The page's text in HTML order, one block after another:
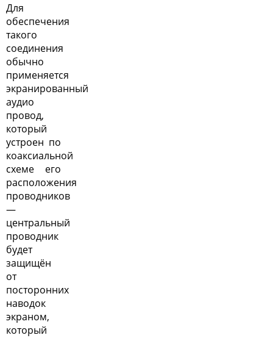
Для
обеспечения
такого
соединения
обычно
применяется
экранированный
аудио
провод,
который
устроен по
коаксиальной
схеме его
расположения
проводников
—
центральный
проводник
будет
защищён
от
посторонних
наводок
экраном,
который